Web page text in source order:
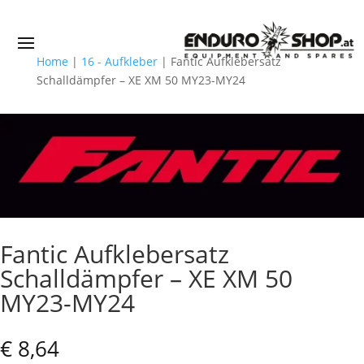
Home | 16 - Aufkleber| Fantic Aufklebersatz
Schalldämpfer – XE XM 50 MY23-MY24
Fantic Aufklebersatz
Schalldämpfer – XE XM 50
MY23-MY24
€ 8,64